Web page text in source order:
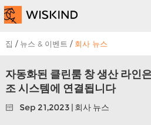
청
정
시
EPC
서비
스
솔
루
프
집 / 뉴스 & 이벤트 / 회사 뉴스
자동화된 클린룸 창 생산 라인
조 시스템에 연결됩니다
Sep 21,2023 | 회사 뉴스